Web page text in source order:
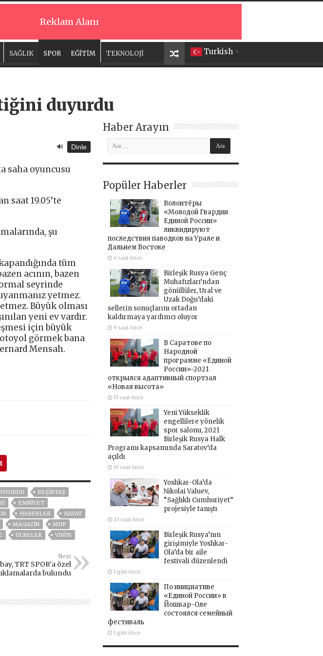
Reklam Alanı
Turkish ▼
SAĞLIK SPOR EĞİTİM TEKNOLOJİ
duyurdu
🔊 Dinle
saha oyuncusu
saat 19.05’te
şu
tüm
acının, bazen
seyrinde
yetmez.
Büyük olması
yeni ev vardır.
için büyük
otoyol görmek bana
Mensah.
BEŞIKTAŞ
EMNİYET
HABERLER
HAYAT
MAGAZİN
MHP
ÜLKELER VIRÜS
Next
TRT SPOR’a özel
bulundu
Haber Arayın
Popüler Haberler
Волонтёры
«Молодой Гвардии
Единой России»
ликвидируют
последствия паводков на Урале и
Дальнем Востоке
6 saat önce
Birleşik Rusya Genç
Muhafızları’ndan
gönüllüler, Ural ve
Uzak Doğu’daki
sellerin sonuçlarını ortadan
kaldırmaya yardımcı oluyor
9 saat önce
В Саратове по
Народной
программе «Единой
России»-2021
открылся адаптивный спортзал
«Новая высота»
17 saat önce
Yeni Yükseklik
engellilere yönelik
spor salonu, 2021
Birleşik Rusya Halk
Programı kapsamında Saratov’da
açıldı
19 saat önce
Yoshkar-Ola’da
Nikolai Valuev,
“Sağlıklı Cumhuriyet”
projesiyle tanıştı
23 saat önce
Birleşik Rusya’nın
girişimiyle Yoshkar-
Ola’da bir aile
festivali düzenlendi
1 gün önce
По инициативе
«Единой России» в
Йошкар-Оле
состоялся семейный
фестиваль
1 gün önce